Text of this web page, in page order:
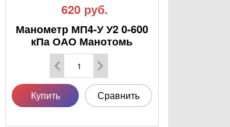
620 руб.
Манометр МП4-У У2 0-600
кПа ОАО Манотомь
Купить Сравнить